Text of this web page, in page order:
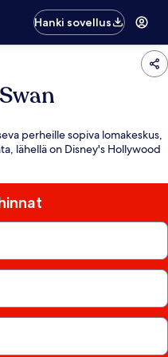
Hanki sovellus
perheille sopiva lomakeskus,
lähellä on Disney's Hollywood